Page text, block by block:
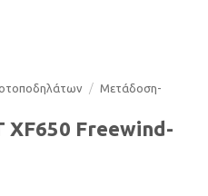
/ Μετάδοση-
XF650 Freewind-